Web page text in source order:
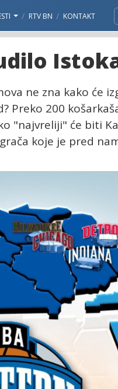
RTV BN KONTAKT
ne zna kako će
Preko 200
"najvreliji" će biti
koje je pred